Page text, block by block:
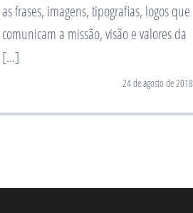
as frases, imagens, tipografias, logos que
comunicam a missão, visão e valores da
[…]
24 de agosto de 2018